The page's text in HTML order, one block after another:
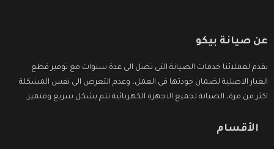
عن صيانة بيكو
نقدم لعملائنا خدمات الصيانة التى تصل الى عدة سنوات مع توفير قطع
الغيار الاصلية لضمان جودتها فى العمل، وعدم التعرض الى نفس المشكلة
اكثر من مرة، الصيانة لجميع الاجهزة الكهربائية تتم بشكل سريع ومتميز.
الأقسام